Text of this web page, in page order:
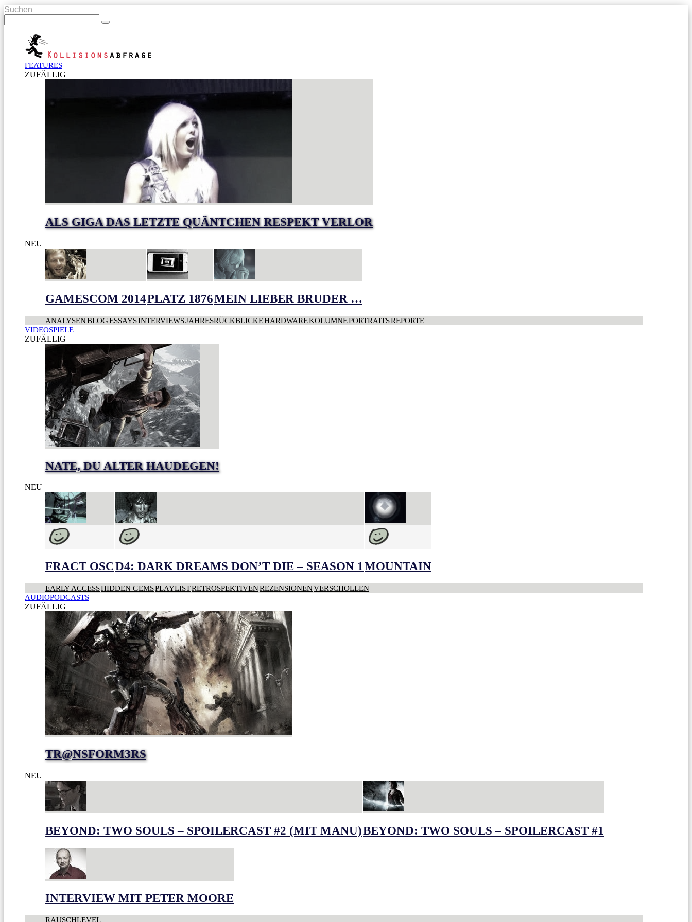
Suchen
FEATURES
ZUFÄLLIG
ALS GIGA DAS LETZTE QUÄNTCHEN RESPEKT VERLOR
NEU
GAMESCOM 2014PLATZ 1876MEIN LIEBER BRUDER …
ANALYSENBLOGESSAYSINTERVIEWSJAHRESRÜCKBLICKEHARDWAREKOLUMNEPORTRAITSREPORTE
VIDEOSPIELE
ZUFÄLLIG
NATE, DU ALTER HAUDEGEN!
NEU
FRACT OSCD4: DARK DREAMS DON’T DIE – SEASON 1MOUNTAIN
EARLY ACCESSHIDDEN GEMSPLAYLISTRETROSPEKTIVENREZENSIONENVERSCHOLLEN
AUDIOPODCASTS
ZUFÄLLIG
TR@NSFORM3RS
NEU
BEYOND: TWO SOULS – SPOILERCAST #2 (MIT MANU)BEYOND: TWO SOULS – SPOILERCAST #1
INTERVIEW MIT PETER MOORE
RAUSCHLEVEL